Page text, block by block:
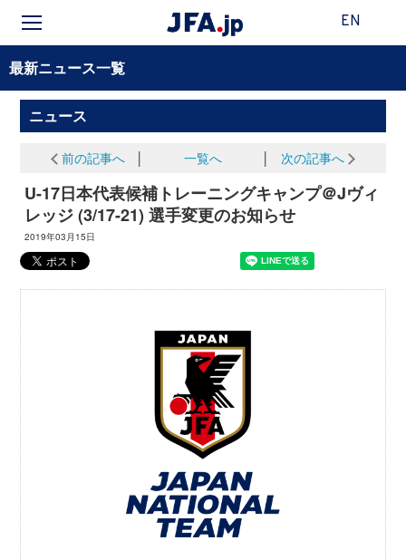
EN
最新ニュース一覧
ニュース
前の記事へ 一覧へ 次の記事へ
U-17日本代表候補トレーニングキャンプ＠Jヴィ
レッジ (3/17-21) 選手変更のお知らせ
2019年03月15日